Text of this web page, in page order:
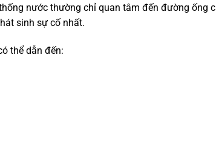
nước thường chỉ quan tâm đến đường ống
sinh sự cố nhất.
thể dẫn đến: